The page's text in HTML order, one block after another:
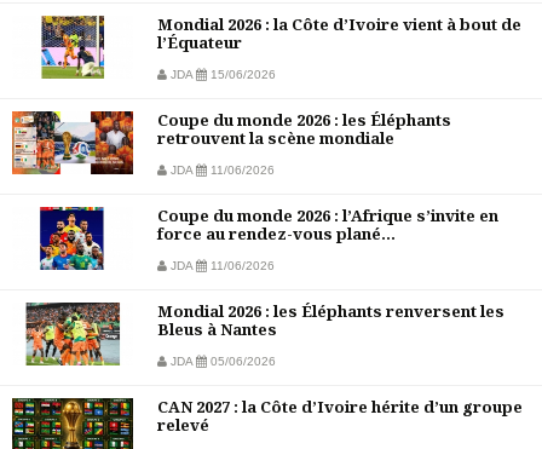
Mondial 2026 : la Côte d’Ivoire vient à bout de
l’Équateur
JDA 15/06/2026
Coupe du monde 2026 : les Éléphants
retrouvent la scène mondiale
JDA 11/06/2026
Coupe du monde 2026 : l’Afrique s’invite en
force au rendez-vous plané...
JDA 11/06/2026
Mondial 2026 : les Éléphants renversent les
Bleus à Nantes
JDA 05/06/2026
CAN 2027 : la Côte d’Ivoire hérite d’un groupe
relevé